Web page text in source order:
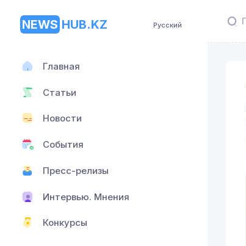
NEWS HUB.KZ Русский
Главная
Статьи
Новости
События
Пресс-релизы
Интервью. Мнения
Конкурсы